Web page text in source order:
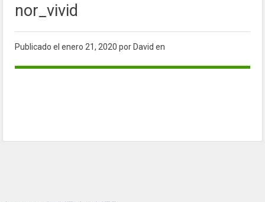
nor_vivid
Publicado el enero 21, 2020 por David en